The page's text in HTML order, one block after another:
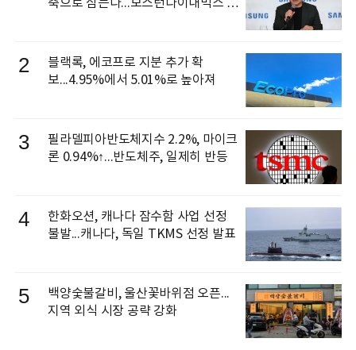
축으로 삼는다...보스턴다이내믹스 출
2
블랙록, 에코프로 지분 추가 확
보...4.95%에서 5.01%로 높아져
3
필라델피아반도체지수 2.2%, 마이크
론 0.94%↑...반도체주, 일제히 반등
4
한화오션, 캐나다 잠수함 사업 선정
불발...캐나다, 독일 TKMS 선정 발표
5
백양숯불갈비, 울산꽃바위점 오픈...
지역 외식 시장 공략 강화